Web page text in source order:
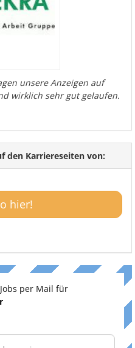
unsere Anzeigen auf
wirklich sehr gut gelaufen.
den Karriereseiten von:
hier!
per Mail für